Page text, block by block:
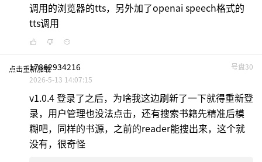
调用的浏览器的tts，另外加了openai speech格式的
tts调用
点击重新加载 号盘30
17862934216
2026-5-13 14:07:15
v1.0.4 登录了之后，为啥我这边刷新了一下就得重新登
录，用户管理也没法点击，还有搜索书籍先精准后模
糊吧，同样的书源，之前的reader能搜出来，这个就
没有，很奇怪